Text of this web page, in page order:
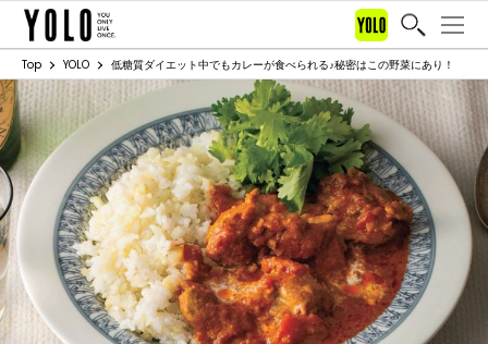
Top YOLO 低糖質ダイエット中でもカレーが食べられる♪秘密はこの野菜にあり！